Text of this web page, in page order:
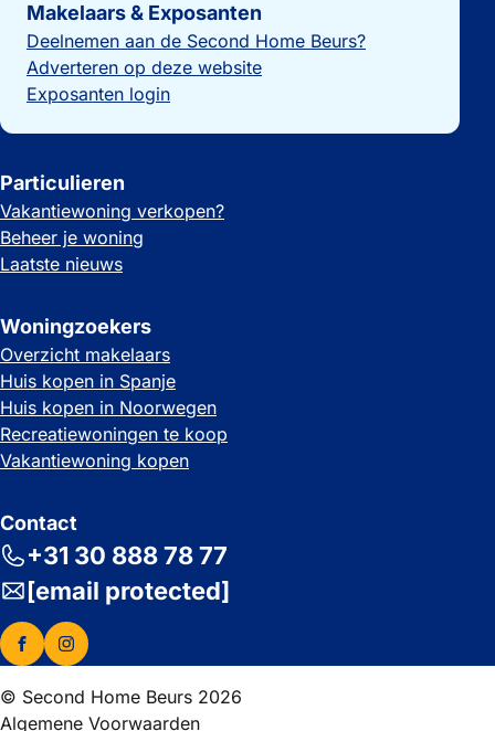
Makelaars & Exposanten
Deelnemen aan de Second Home Beurs?
Adverteren op deze website
Exposanten login
Particulieren
Vakantiewoning verkopen?
Beheer je woning
Laatste nieuws
Woningzoekers
Overzicht makelaars
Huis kopen in Spanje
Huis kopen in Noorwegen
Recreatiewoningen te koop
Vakantiewoning kopen
Contact
+31 30 888 78 77
[email protected]
© Second Home Beurs 2026
Algemene Voorwaarden